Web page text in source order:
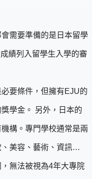
需要準備的是日本留學
績列入留學生入學的審
要條件，但擁有EJU的
學金。 另外，日本的
構。專門學校通常是兩
美容、藝術、資訊…
無法被視為4年大專院